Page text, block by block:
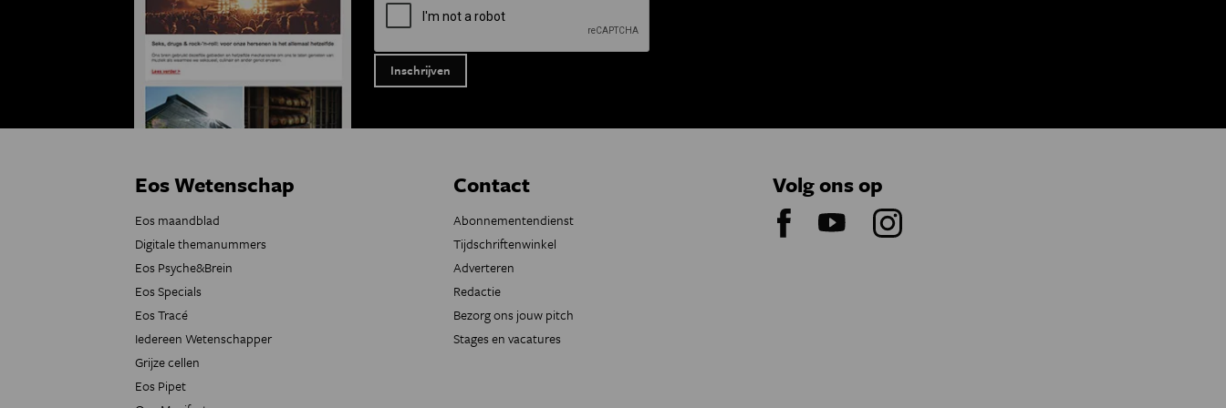
Eos Wetenschap
Eos maandblad
Digitale themanummers
Eos Psyche&Brein
Eos Specials
Eos Tracé
Iedereen Wetenschapper
Grijze cellen
Eos Pipet
Contact
Abonnementendienst
Tijdschriftenwinkel
Adverteren
Redactie
Bezorg ons jouw pitch
Stages en vacatures
Volg ons op